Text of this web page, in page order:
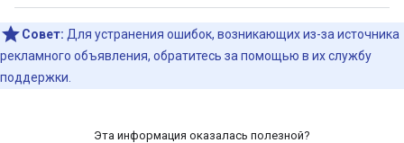
Совет: Для устранения ошибок, возникающих из-за источника
рекламного объявления, обратитесь за помощью в их службу
поддержки.
Эта информация оказалась полезной?